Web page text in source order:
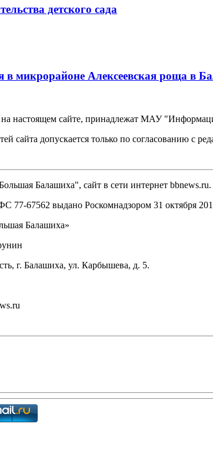
детского сада
в микрорайоне Алексеевская роща в
настоящем сайте, принадлежат МАУ
сайта допускается только по согласованию с
Балашиха", сайт в сети интернет bbnews.ru.
67562 выдано Роскомнадзором 31 октября
Балашиха»
г. Балашиха, ул. Карбышева, д. 5.